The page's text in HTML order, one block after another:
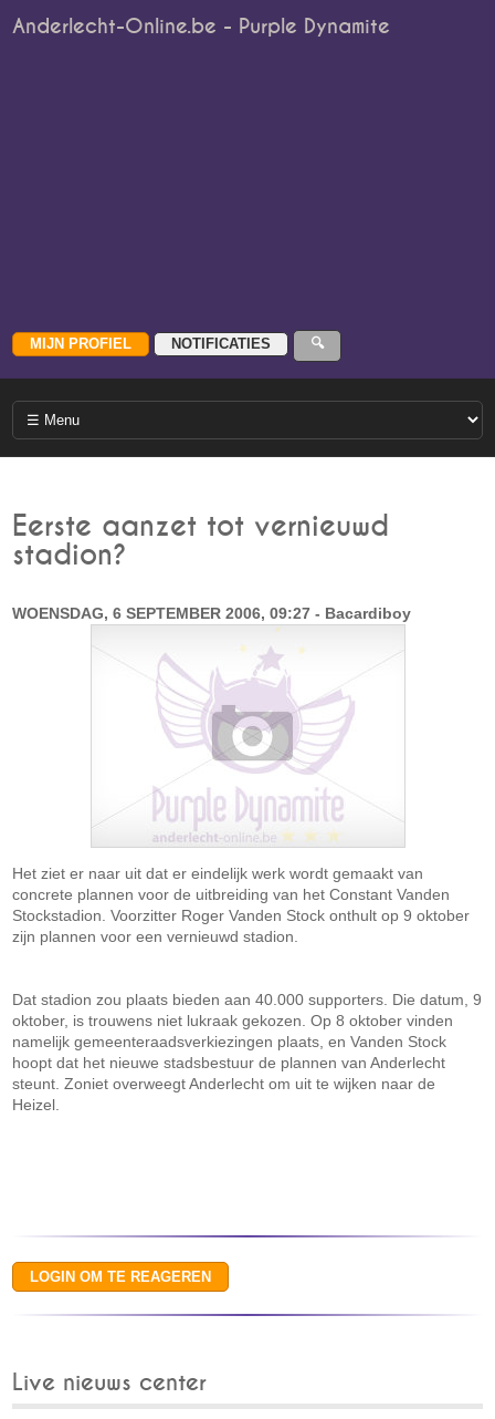
Anderlecht-Online.be - Purple Dynamite
Eerste aanzet tot vernieuwd
stadion?
WOENSDAG, 6 SEPTEMBER 2006, 09:27 - Bacardiboy
Het ziet er naar uit dat er eindelijk werk wordt gemaakt van
concrete plannen voor de uitbreiding van het Constant Vanden
Stockstadion. Voorzitter Roger Vanden Stock onthult op 9 oktober
zijn plannen voor een vernieuwd stadion.
Dat stadion zou plaats bieden aan 40.000 supporters. Die datum, 9
oktober, is trouwens niet lukraak gekozen. Op 8 oktober vinden
namelijk gemeenteraadsverkiezingen plaats, en Vanden Stock
hoopt dat het nieuwe stadsbestuur de plannen van Anderlecht
steunt. Zoniet overweegt Anderlecht om uit te wijken naar de
Heizel.
Live nieuws center